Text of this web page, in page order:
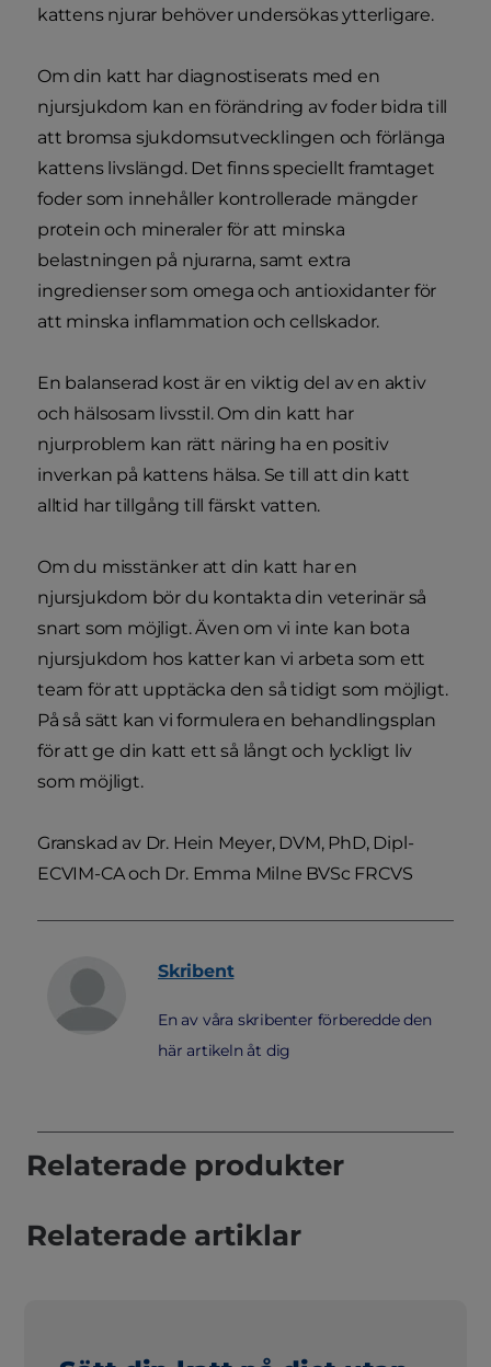
kattens njurar behöver undersökas ytterligare.
Om din katt har diagnostiserats med en
njursjukdom kan en förändring av foder bidra till
att bromsa sjukdomsutvecklingen och förlänga
kattens livslängd. Det finns speciellt framtaget
foder som innehåller kontrollerade mängder
protein och mineraler för att minska
belastningen på njurarna, samt extra
ingredienser som omega och antioxidanter för
att minska inflammation och cellskador.
En balanserad kost är en viktig del av en aktiv
och hälsosam livsstil. Om din katt har
njurproblem kan rätt näring ha en positiv
inverkan på kattens hälsa. Se till att din katt
alltid har tillgång till färskt vatten.
Om du misstänker att din katt har en
njursjukdom bör du kontakta din veterinär så
snart som möjligt. Även om vi inte kan bota
njursjukdom hos katter kan vi arbeta som ett
team för att upptäcka den så tidigt som möjligt.
På så sätt kan vi formulera en behandlingsplan
för att ge din katt ett så långt och lyckligt liv
som möjligt.
Granskad av Dr. Hein Meyer, DVM, PhD, Dipl-
ECVIM-CA och Dr. Emma Milne BVSc FRCVS
Skribent
En av våra skribenter förberedde den
här artikeln åt dig
Relaterade produkter
Relaterade artiklar